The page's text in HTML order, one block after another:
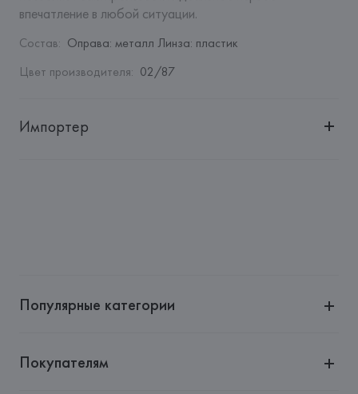
впечатление в любой ситуации.
Состав: Оправа: металл Линза: пластик
Цвет производителя: 02/87
Импортер
Популярные категории
Покупателям